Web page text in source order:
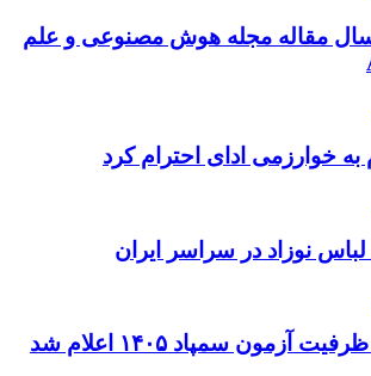
مقاله مجله هوش مصنوعی و علم
به خوارزمی ادای احترام کرد
نوزاد در سراسر ایران
آزمون سمپاد ۱۴۰۵ اعلام شد